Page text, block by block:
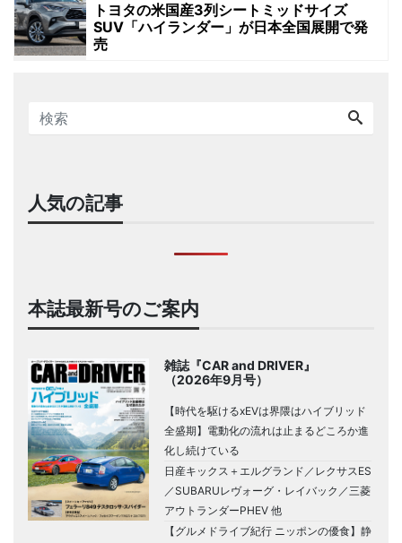
トヨタの米国産3列シートミッドサイズ
SUV「ハイランダー」が日本全国展開で発
売
人気の記事
本誌最新号のご案内
雑誌『CAR and DRIVER』
（2026年9月号）
【時代を駆けるxEVは界隈はハイブリッド
全盛期】電動化の流れは止まるどころか進
化し続けている
日産キックス＋エルグランド／レクサスES
／SUBARUレヴォーグ・レイバック／三菱
アウトランダーPHEV 他
【グルメドライブ紀行 ニッポンの優食】静